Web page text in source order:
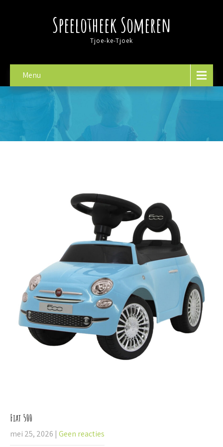
Speelotheek Someren
Tjoe-ke-Tjoek
Menu
Fiat 500
mei 25, 2026 | Geen reacties